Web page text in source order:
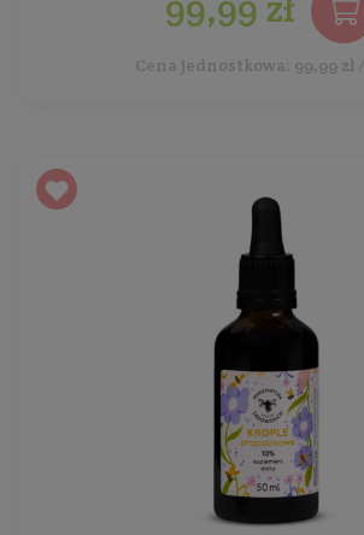
Cena jednostkowa: 99,99 zł /